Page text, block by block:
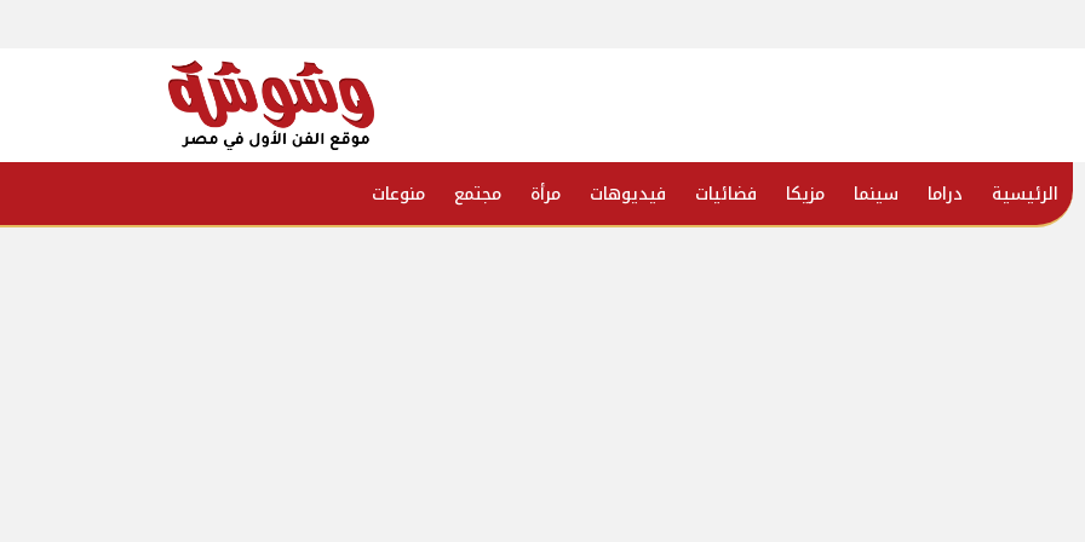
الرئيسية دراما سينما مزيكا فضائيات فيديوهات مرأة مجتمع منوعات